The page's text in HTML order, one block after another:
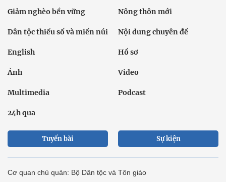
Giảm nghèo bền vững Nông thôn mới
Dân tộc thiểu số và miền núi Nội dung chuyên đề
English Hồ sơ
Ảnh Video
Multimedia Podcast
24h qua
Tuyến bài Sự kiện
Cơ quan chủ quản: Bộ Dân tộc và Tôn giáo